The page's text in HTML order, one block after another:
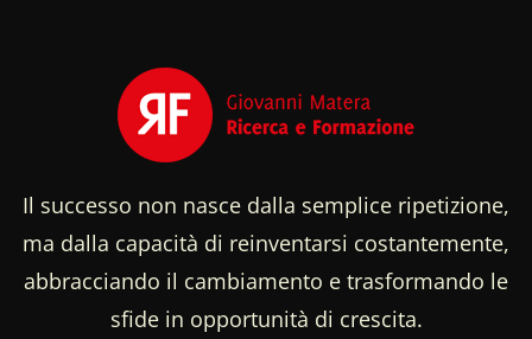
Il successo non nasce dalla semplice ripetizione,
ma dalla capacità di reinventarsi costantemente,
abbracciando il cambiamento e trasformando le
sfide in opportunità di crescita.